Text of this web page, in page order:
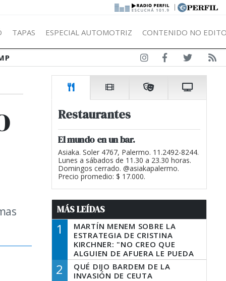
|
TAPAS ESPECIAL AUTOMOTRIZ CONTENIDO NO
Restaurantes
El mundo en un bar.
Asiaka. Soler 4767, Palermo. 11.2492-8244.
Lunes a sábados de 11.30 a 23.30 horas.
Domingos cerrado. @asiakapalermo.
Precio promedio: $ 17.000.
MÁS LEÍDAS
1
MARTÍN MENEM SOBRE LA
ESTRATEGIA DE CRISTINA
KIRCHNER: "NO CREO QUE
ALGUIEN DE AFUERA LE PUEDA
DECIR A LA JUSTICIA LO QUE
TIENE QUE HACER"
2
QUÉ DIJO BARDEM DE LA
INVASIÓN DE CEUTA